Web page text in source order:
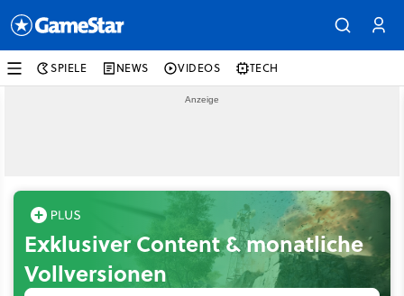
SPIELE NEWS VIDEOS TECH
Exklusiver Content & monatliche
Vollversionen